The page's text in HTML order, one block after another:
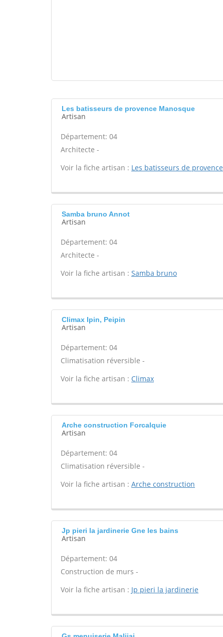
Les batisseurs de provence Manosque
Artisan
Département: 04
Architecte -
Voir la fiche artisan : Les batisseurs de provence
Samba bruno Annot
Artisan
Département: 04
Architecte -
Voir la fiche artisan : Samba bruno
Climax Ipin, Peipin
Artisan
Département: 04
Climatisation réversible -
Voir la fiche artisan : Climax
Arche construction Forcalquie
Artisan
Département: 04
Climatisation réversible -
Voir la fiche artisan : Arche construction
Jp pieri la jardinerie Gne les bains
Artisan
Département: 04
Construction de murs -
Voir la fiche artisan : Jp pieri la jardinerie